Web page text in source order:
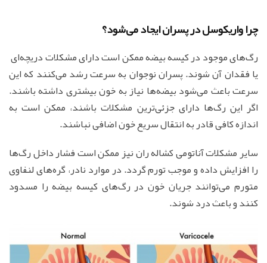
چرا واریکوسل در پسران ایجاد می‌شود؟
رگ‌های موجود در کیسه بیضه ممكن است دارای مشكلات دریچه‌ای ​​
یا فقدان آن شوند. پسران نوجوان به سرعت رشد می‌کنند که این
سرعت باعث می‌شود بیضه‌ها نیاز به خون بیشتری داشته باشند.
اگر این رگ‌ها دارای جزئی‌ترین مشکلات باشند، ممکن است به
اندازه کافی قادر به انتقال سریع خون اضافی نباشند.
سایر مشکلات آناتومی کشاله ران نیز ممکن است فشار داخل رگ‌ها
را افزایش داده و موجب تورم گردد. در موارد نادر، گره‌های لنفاوی
متورم می‌توانند جریان خون در رگ‌های کیسه بیضه را مسدود
کنند و باعث درد شوند.